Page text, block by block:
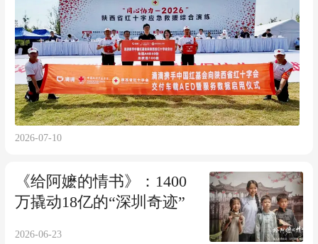
2026-07-10
《给阿嬷的情书》：1400
万撬动18亿的“深圳奇迹”
2026-06-23